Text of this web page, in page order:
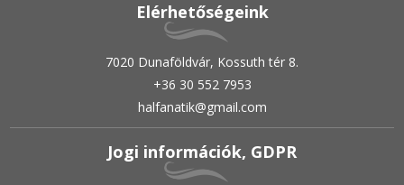
Elérhetőségeink
7020 Dunaföldvár, Kossuth tér 8.
+36 30 552 7953
halfanatik@gmail.com
Jogi információk, GDPR